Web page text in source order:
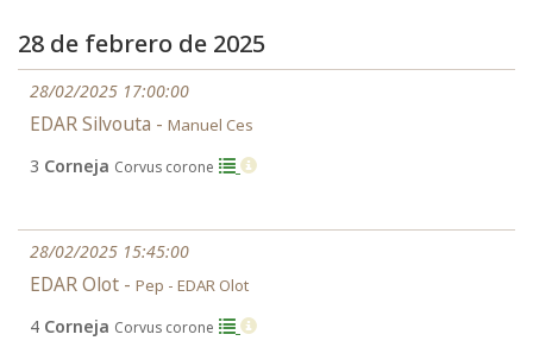
28 de febrero de 2025
28/02/2025 17:00:00
EDAR Silvouta - Manuel Ces
3 Corneja Corvus corone
28/02/2025 15:45:00
EDAR Olot - Pep - EDAR Olot
4 Corneja Corvus corone